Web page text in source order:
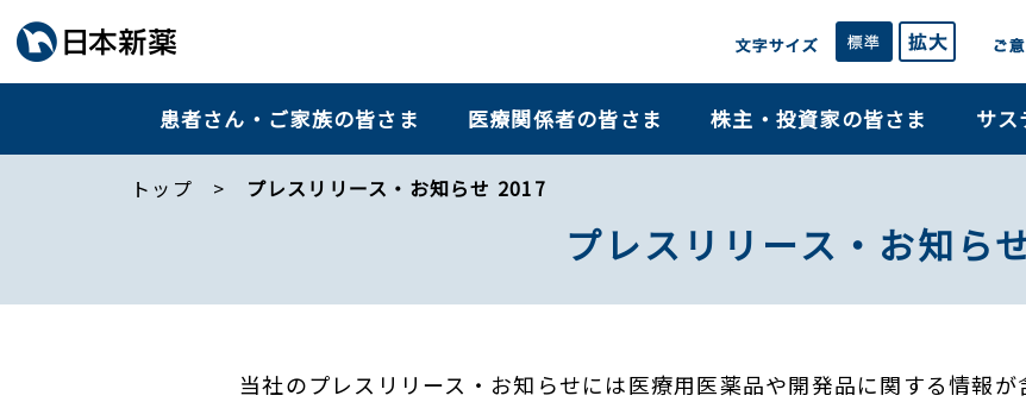
患者さん・ご家族の皆さま 医療関係者の皆さま 株主・投資家の皆さま サス
トップ プレスリリース・お知らせ 2017
プレスリリース・お知ら
当社のプレスリリース・お知らせには医療用医薬品や開発品に関する情報が